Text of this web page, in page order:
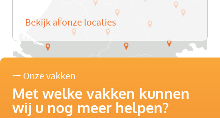
Bekijk al onze locaties
Onze vakken
Met welke vakken kunnen
wij u nog meer helpen?